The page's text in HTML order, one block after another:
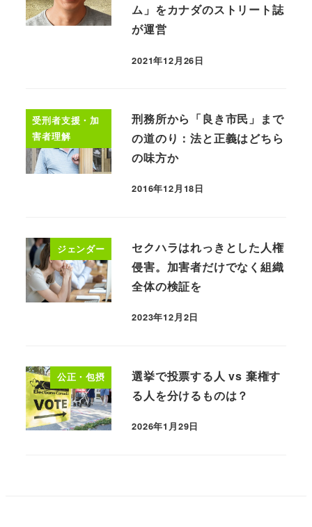
ム」をカナダのストリート誌
が運営
2021年12月26日
受刑者支援・加
害者理解
刑務所から「良き市民」まで
の道のり：法と正義はどちら
の味方か
2016年12月18日
ジェンダー
セクハラはれっきとした人権
侵害。加害者だけでなく組織
全体の検証を
2023年12月2日
公正・包摂
選挙で投票する人 vs 棄権す
る人を分けるものは？
2026年1月29日